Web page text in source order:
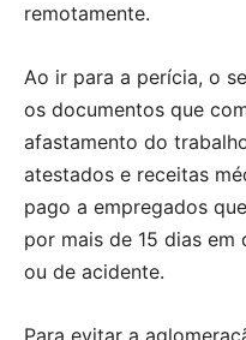
remotamente.
Ao ir para a perícia, o
os documentos que
afastamento do
atestados e receitas
pago a empregados
por mais de 15 dias
ou de acidente.
Para evitar a